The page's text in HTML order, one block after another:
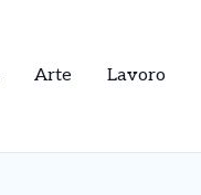
Arte Lavoro